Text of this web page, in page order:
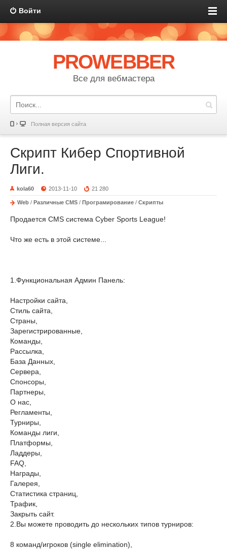
Войти
PROWEBBER
Все для вебмастера
Полная версия сайта
Скрипт Кибер Спортивной
Лиги.
kola60 2013-11-10 21 280
Web / Различные CMS / Програмирование / Скрипты
Продается CMS система Cyber Sports League!
Что же есть в этой системе...
1.Функциональная Админ Панель:
Настройки сайта,
Стиль сайта,
Страны,
Зарегистрированные,
Команды,
Рассылка,
База Данных,
Сервера,
Спонсоры,
Партнеры,
О нас,
Регламенты,
Турниры,
Команды лиги,
Платформы,
Ладдеры,
FAQ,
Награды,
Галерея,
Статистика страниц,
Трафик,
Закрыть сайт.
2.Вы можете проводить до нескольких типов турниров:
8 команд/игроков (single elimination),